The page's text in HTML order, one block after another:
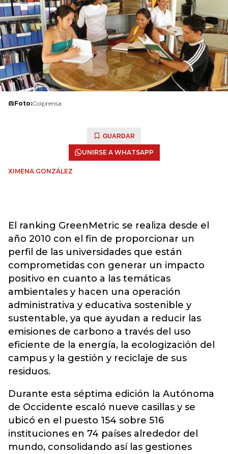
Foto:Colprensa
GUARDAR
UNIRSE A WHATSAPP
XIMENA GONZÁLEZ
El ranking GreenMetric se realiza desde el
año 2010 con el fin de proporcionar un
perfil de las universidades que están
comprometidas con generar un impacto
positivo en cuanto a las temáticas
ambientales y hacen una operación
administrativa y educativa sostenible y
sustentable, ya que ayudan a reducir las
emisiones de carbono a través del uso
eficiente de la energía, la ecologización del
campus y la gestión y reciclaje de sus
residuos.
Durante esta séptima edición la Autónoma
de Occidente escaló nueve casillas y se
ubicó en el puesto 154 sobre 516
instituciones en 74 países alrededor del
mundo, consolidando así las gestiones